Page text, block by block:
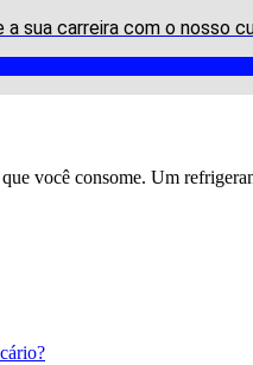
a sua carreira com o
você consome. Um